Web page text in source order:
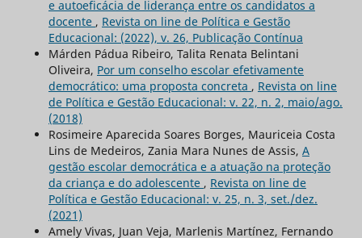
e autoeficácia de liderança entre os candidatos a
docente , Revista on line de Política e Gestão
Educacional: (2022), v. 26, Publicação Contínua
Márden Pádua Ribeiro, Talita Renata Belintani
Oliveira, Por um conselho escolar efetivamente
democrático: uma proposta concreta , Revista on line
de Política e Gestão Educacional: v. 22, n. 2, maio/ago.
(2018)
Rosimeire Aparecida Soares Borges, Mauriceia Costa
Lins de Medeiros, Zania Mara Nunes de Assis, A
gestão escolar democrática e a atuação na proteção
da criança e do adolescente , Revista on line de
Política e Gestão Educacional: v. 25, n. 3, set./dez.
(2021)
Amely Vivas, Juan Veja, Marlenis Martínez, Fernando